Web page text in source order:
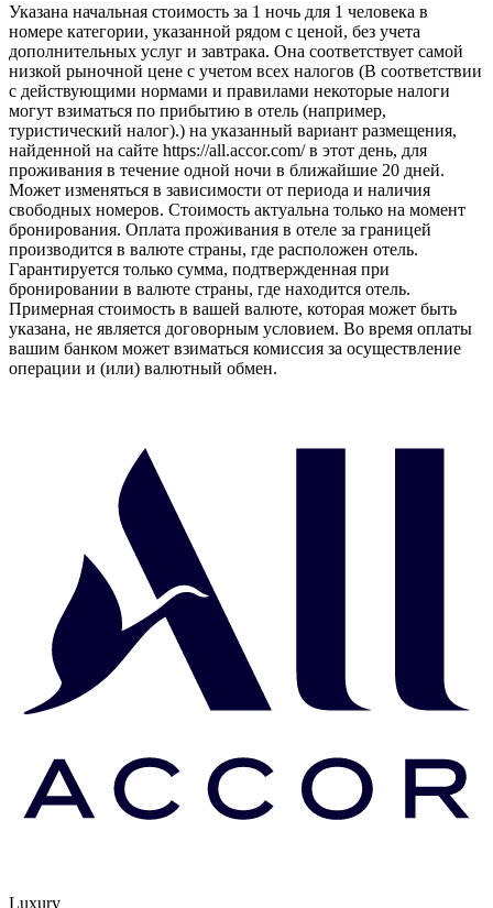
Указана начальная стоимость за 1 ночь для 1 человека в
номере категории, указанной рядом с ценой, без учета
дополнительных услуг и завтрака. Она соответствует самой
низкой рыночной цене с учетом всех налогов (В соответствии
с действующими нормами и правилами некоторые налоги
могут взиматься по прибытию в отель (например,
туристический налог).) на указанный вариант размещения,
найденной на сайте https://all.accor.com/ в этот день, для
проживания в течение одной ночи в ближайшие 20 дней.
Может изменяться в зависимости от периода и наличия
свободных номеров. Стоимость актуальна только на момент
бронирования. Оплата проживания в отеле за границей
производится в валюте страны, где расположен отель.
Гарантируется только сумма, подтвержденная при
бронировании в валюте страны, где находится отель.
Примерная стоимость в вашей валюте, которая может быть
указана, не является договорным условием. Во время оплаты
вашим банком может взиматься комиссия за осуществление
операции и (или) валютный обмен.
Luxury